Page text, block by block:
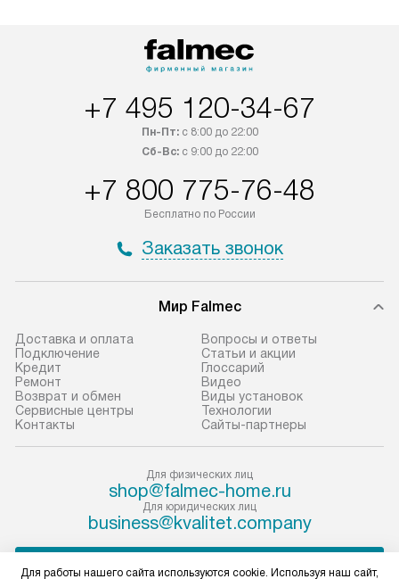
+7 495 120-34-67
Пн-Пт:с 8:00 до 22:00
Сб-Вс:с 9:00 до 22:00
+7 800 775-76-48
Бесплатно по России
Заказать звонок
Мир Falmec
Доставка и оплата
Подключение
Кредит
Ремонт
Возврат и обмен
Сервисные центры
Контакты
Вопросы и ответы
Статьи и акции
Глоссарий
Видео
Виды установок
Технологии
Сайты-партнеры
Для физических лиц
shop@falmec-home.ru
Для юридических лиц
business@kvalitet.company
Для работы нашего сайта используются cookie. Используя наш сайт,